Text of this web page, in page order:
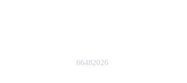
66482026